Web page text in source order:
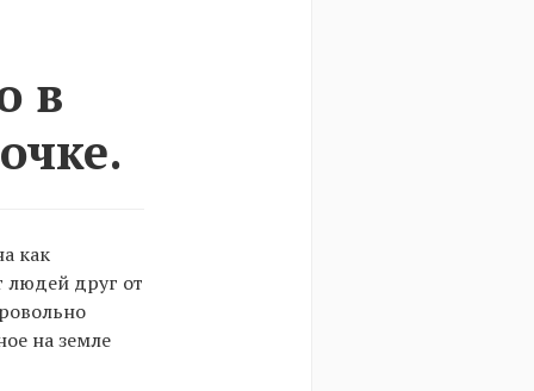
в
как
людей друг от
на земле